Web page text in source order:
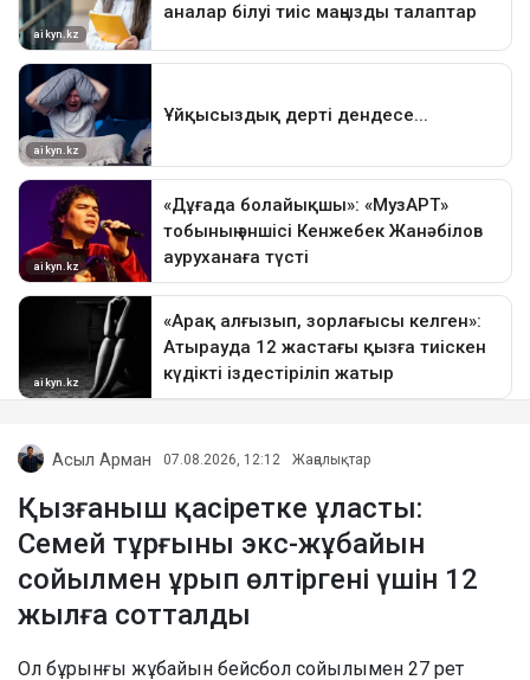
Асыл Арман 07.08.2026, 12:12 Жаңалықтар
Қызғаныш қасіретке ұласты:
Семей тұрғыны экс-жұбайын
сойылмен ұрып өлтіргені үшін 12
жылға сотталды
Ол бұрынғы жұбайын бейсбол сойылымен 27 рет